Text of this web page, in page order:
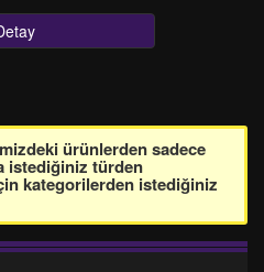
ürünlerden sadece
istediğiniz türden
kategorilerden istediğiniz